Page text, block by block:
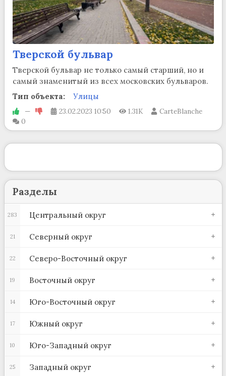
Тверской бульвар
Тверской бульвар не только самый старший, но и
самый знаменитый из всех московских бульваров.
Тип объекта:
Улицы
— 23.02.2023 10:50 1.31K
CarteBlanche
0
Разделы
Центральный округ
283
Северный округ
21
Северо-Восточный округ
22
Восточный округ
19
Юго-Восточный округ
14
Южный округ
17
Юго-Западный округ
10
Западный округ
25